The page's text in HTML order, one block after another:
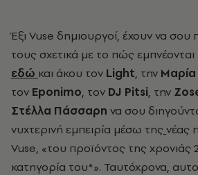
Έξι Vuse δημιουργοί, έχουν να σου
τους σχετικά με το πώς
εδώ και άκου τον Light, την
τον Eponimo, τον DJ Pitsi, την
Στέλλα Πάσσαρη να σου
νυχτερινή εμπειρία μέσω της νέας
Vuse, «του προϊόντος της χρονιάς
κατηγορία του*». Ταυτόχρονα,